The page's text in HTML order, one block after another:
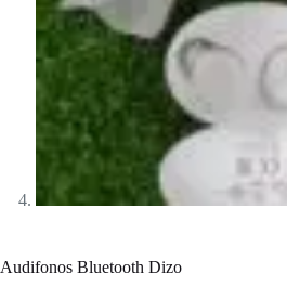
Audifonos Bluetooth Dizo